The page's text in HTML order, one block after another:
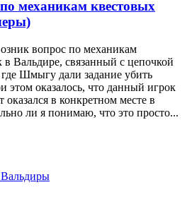
механикам квестовых
вопрос по механикам
в Вальдире, связанный с цепочкой
Шмыгу дали задание убить
этом оказалось, что данный игрок
в конкретном месте в
ли я понимаю, что это просто...